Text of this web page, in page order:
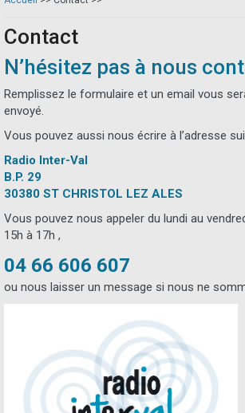
Contact
N’hésitez pas à nous
Remplissez le formulaire et un email vous
envoyé.
Vous pouvez aussi nous écrire à l’adresse
Radio Inter-Val
B.P. 29
30380 ST CHRISTOL LEZ ALES
Vous pouvez nous appeler du lundi au
15h à 17h ,
04 66 606 607
ou nous laisser un message si nous ne